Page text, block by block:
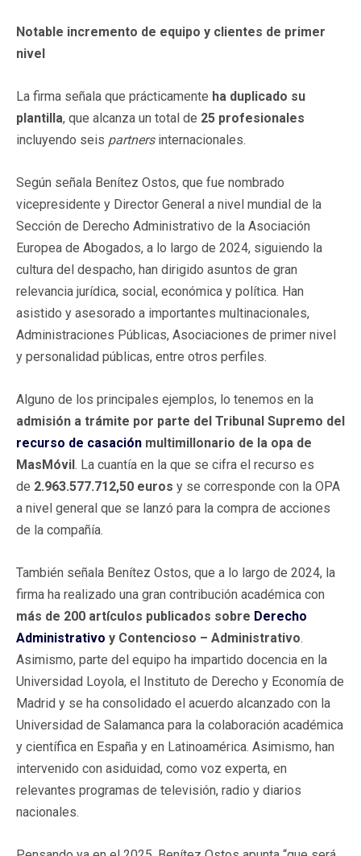
Notable incremento de equipo y clientes de primer
nivel
La firma señala que prácticamente ha duplicado su
plantilla, que alcanza un total de 25 profesionales
incluyendo seis partnersinternacionales.
Según señala Benítez Ostos, que fue nombrado
vicepresidente y Director General a nivel mundial de la
Sección de Derecho Administrativo de la Asociación
Europea de Abogados, a lo largo de 2024, siguiendo la
cultura del despacho, han dirigido asuntos de gran
relevancia jurídica, social, económica y política. Han
asistido y asesorado a importantes multinacionales,
Administraciones Públicas, Asociaciones de primer nivel
y personalidad públicas, entre otros perfiles.
Alguno de los principales ejemplos, lo tenemos en la
admisión a trámite por parte del Tribunal Supremo del
recurso de casación multimillonario de la opa de
MasMóvil. La cuantía en la que se cifra el recurso es
de 2.963.577.712,50 euros y se corresponde con la OPA
a nivel general que se lanzó para la compra de acciones
de la compañía.
También señala Benítez Ostos, que a lo largo de 2024, la
firma ha realizado una gran contribución académica con
más de 200 artículos publicados sobre Derecho
Administrativo y Contencioso – Administrativo.
Asimismo, parte del equipo ha impartido docencia en la
Universidad Loyola, el Instituto de Derecho y Economía de
Madrid y se ha consolidado el acuerdo alcanzado con la
Universidad de Salamanca para la colaboración académica
y científica en España y en Latinoamérica. Asimismo, han
intervenido con asiduidad, como voz experta, en
relevantes programas de televisión, radio y diarios
nacionales.